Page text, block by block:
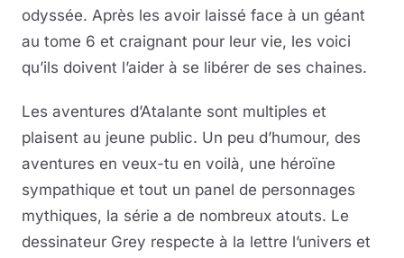
odyssée. Après les avoir laissé face à un géant
au tome 6 et craignant pour leur vie, les voici
qu’ils doivent l’aider à se libérer de ses chaines.
Les aventures d’Atalante sont multiples et
plaisent au jeune public. Un peu d’humour, des
aventures en veux-tu en voilà, une héroïne
sympathique et tout un panel de personnages
mythiques, la série a de nombreux atouts. Le
dessinateur Grey respecte à la lettre l’univers et